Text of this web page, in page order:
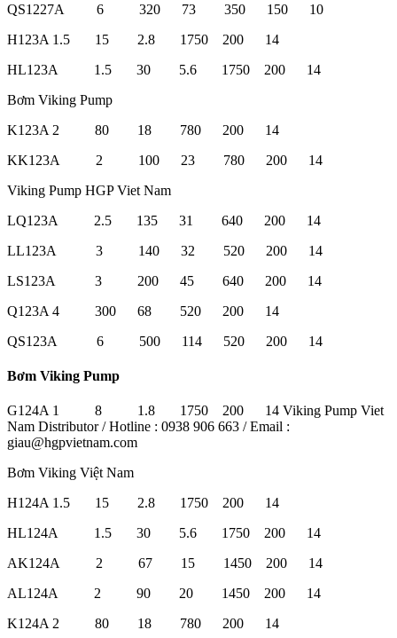
QS1227A 6 320 73 350 150 10
H123A 1.5 15 2.8 1750 200 14
HL123A 1.5 30 5.6 1750 200 14
Bơm Viking Pump
K123A 2 80 18 780 200 14
KK123A 2 100 23 780 200 14
Viking Pump HGP Viet Nam
LQ123A 2.5 135 31 640 200 14
LL123A 3 140 32 520 200 14
LS123A 3 200 45 640 200 14
Q123A 4 300 68 520 200 14
QS123A 6 500 114 520 200 14
Bơm Viking Pump
G124A 1 8 1.8 1750 200 14 Viking Pump Viet
Nam Distributor / Hotline : 0938 906 663 / Email :
giau@hgpvietnam.com
Bơm Viking Việt Nam
H124A 1.5 15 2.8 1750 200 14
HL124A 1.5 30 5.6 1750 200 14
AK124A 2 67 15 1450 200 14
AL124A 2 90 20 1450 200 14
K124A 2 80 18 780 200 14